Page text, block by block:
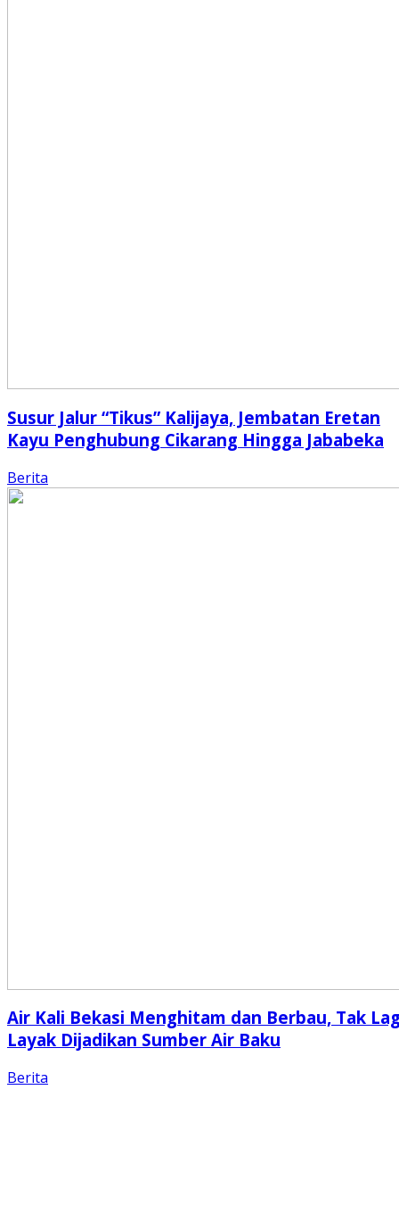
Susur Jalur “Tikus” Kalijaya, Jembatan Eretan
Kayu Penghubung Cikarang Hingga Jababeka
Berita
Air Kali Bekasi Menghitam dan Berbau, Tak
Layak Dijadikan Sumber Air Baku
Berita